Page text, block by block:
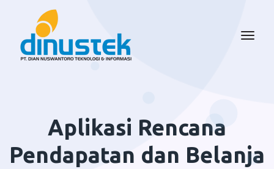
Aplikasi Rencana
Pendapatan dan Belanja